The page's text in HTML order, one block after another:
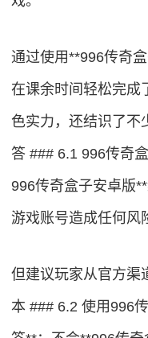
通过使用**996传奇
在课余时间轻松完成
色实力，还结识了不
答 ### 6.1 996传奇
996传奇盒子安卓版
游戏账号造成任何风
但建议玩家从官方渠
本 ### 6.2 使用996